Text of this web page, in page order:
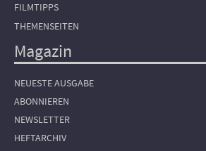
FILMTIPPS
THEMENSEITEN
Magazin
NEUESTE AUSGABE
ABONNIEREN
NEWSLETTER
HEFTARCHIV